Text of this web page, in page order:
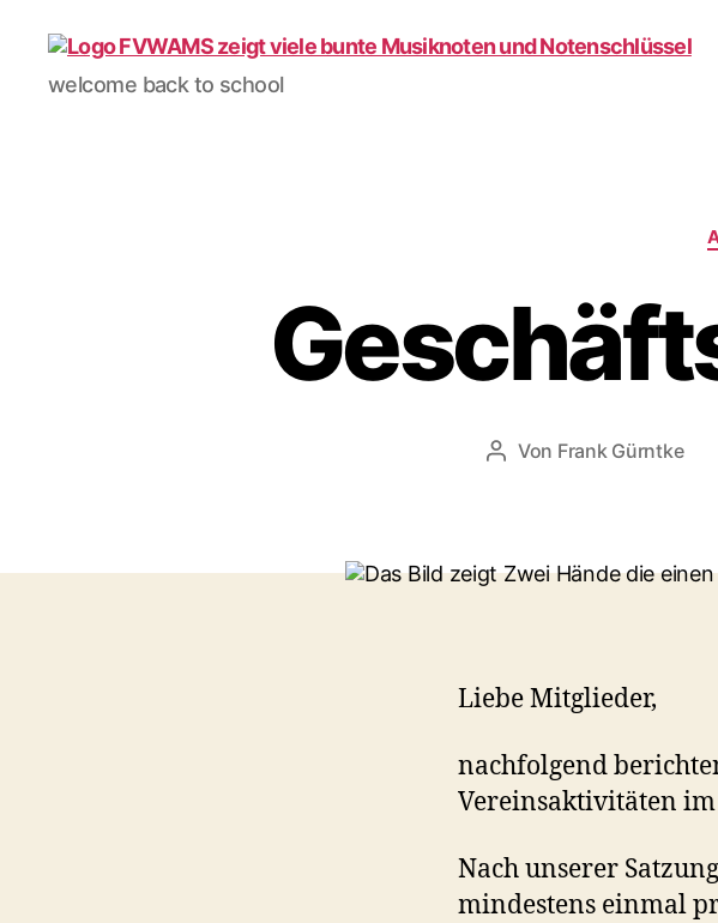
Förderverein
WAMS
welcome back to school
Beitragsautor
Von Frank Gürntke
Liebe Mitglieder,
nachfolgend
Vereinsaktivitäten im
Nach unserer
mindestens einmal